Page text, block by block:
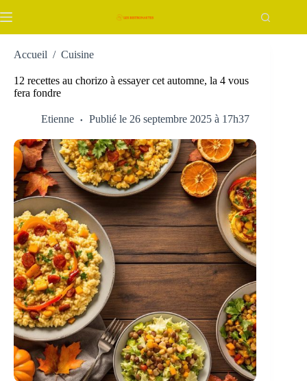
au
Accueil / Cuisine
12 recettes au chorizo à essayer cet automne, la 4 vous
fera fondre
Etienne Publié le 26 septembre 2025 à 17h37